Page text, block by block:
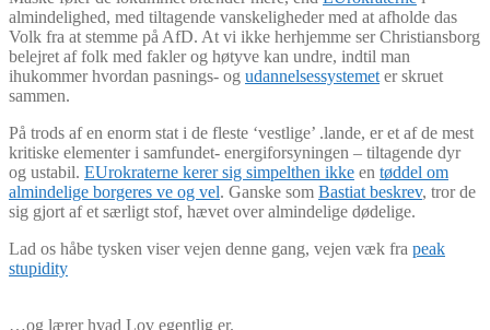
almindelighed, med tiltagende vanskeligheder med at afholde das
Volk fra at stemme på AfD. At vi ikke herhjemme ser Christiansborg
belejret af folk med fakler og høtyve kan undre, indtil man
ihukommer hvordan pasnings- og udannelsessystemet er skruet
sammen.
På trods af en enorm stat i de fleste ‘vestlige’ .lande, er et af de mest
kritiske elementer i samfundet- energiforsyningen – tiltagende dyr
og ustabil. EUrokraterne kerer sig simpelthen ikke en tøddel om
almindelige borgeres ve og vel. Ganske som Bastiat beskrev, tror de
sig gjort af et særligt stof, hævet over almindelige dødelige.
Lad os håbe tysken viser vejen denne gang, vejen væk fra peak
stupidity
…og lærer hvad Lov egentlig er.